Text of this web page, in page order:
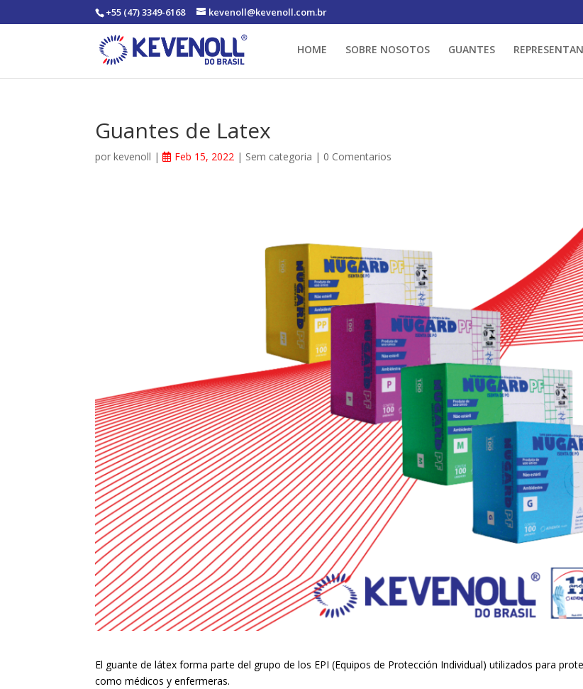
+55 (47) 3349-6168 kevenoll@kevenoll.com.br
HOME SOBRE NOSOTOS GUANTES
Guantes de Latex
porkevenoll | Feb 15, 2022 | Sem categoria | 0 Comentarios
El guante de látex forma parte del grupo de los EPI (Equipos de Protección Individual) utilizados para
como médicos y enfermeras.